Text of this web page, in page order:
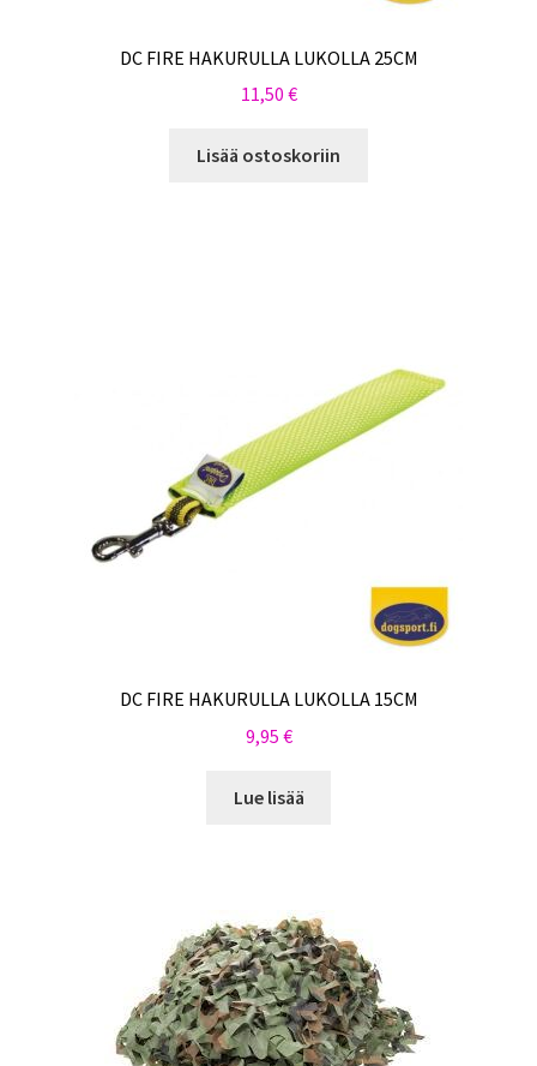
DC FIRE HAKURULLA LUKOLLA 25CM
11,50 €
Lisää ostoskoriin
DC FIRE HAKURULLA LUKOLLA 15CM
9,95 €
Lue lisää